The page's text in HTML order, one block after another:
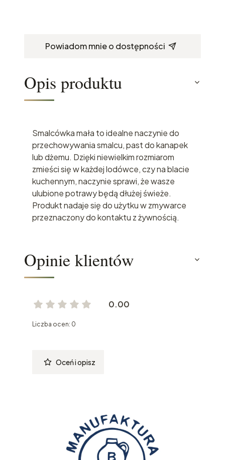
Powiadom mnie o dostępności
Opis produktu
Smalcówka mała to idealne naczynie do
przechowywania smalcu, past do kanapek
lub dżemu. Dzięki niewielkim rozmiarom
zmieści się w każdej lodówce, czy na blacie
kuchennym, naczynie sprawi, że wasze
ulubione potrawy będą dłużej świeże.
Produkt nadaje się do użytku w zmywarce
przeznaczony do kontaktu z żywnością.
Opinie klientów
0.00
Liczba ocen: 0
Oceń i opisz